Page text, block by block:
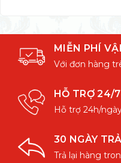
MIỄN PHÍ
Với đơn hàng
HỖ TRỢ 24/7
Hỗ trợ 24h/
30 NGÀY
Trả lại hàng